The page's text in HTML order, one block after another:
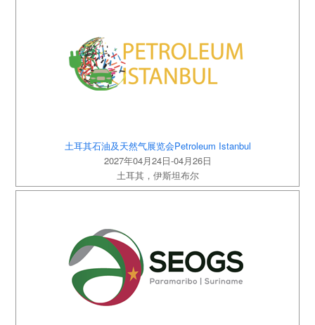
土耳其石油及天然气展览会Petroleum Istanbul
2027年04月24日-04月26日
土耳其，伊斯坦布尔